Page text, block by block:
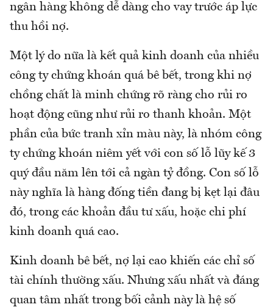
ngân hàng không dễ dàng cho vay trước áp lực
thu hồi nợ.
Một lý do nữa là kết quả kinh doanh của nhiều
công ty chứng khoán quá bê bết, trong khi nợ
chồng chất là minh chứng rõ ràng cho rủi ro
hoạt động cũng như rủi ro thanh khoản. Một
phần của bức tranh xỉn màu này, là nhóm công
ty chứng khoán niêm yết với con số lỗ lũy kế 3
quý đầu năm lên tới cả ngàn tỷ đồng. Con số lỗ
này nghĩa là hàng đống tiền đang bị kẹt lại đâu
đó, trong các khoản đầu tư xấu, hoặc chi phí
kinh doanh quá cao.
Kinh doanh bê bết, nợ lại cao khiến các chỉ số
tài chính thường xấu. Nhưng xấu nhất và đáng
quan tâm nhất trong bối cảnh này là hệ số